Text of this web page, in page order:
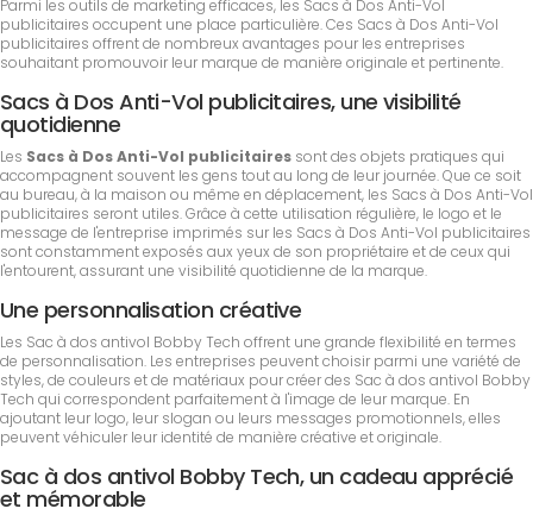
Parmi les outils de marketing efficaces, les Sacs à Dos Anti-Vol
publicitaires occupent une place particulière. Ces Sacs à Dos Anti-Vol
publicitaires offrent de nombreux avantages pour les entreprises
souhaitant promouvoir leur marque de manière originale et pertinente.
Sacs à Dos Anti-Vol publicitaires, une visibilité
quotidienne
Les Sacs à Dos Anti-Vol publicitaires sont des objets pratiques qui
accompagnent souvent les gens tout au long de leur journée. Que ce soit
au bureau, à la maison ou même en déplacement, les Sacs à Dos Anti-Vol
publicitaires seront utiles. Grâce à cette utilisation régulière, le logo et le
message de l'entreprise imprimés sur les Sacs à Dos Anti-Vol publicitaires
sont constamment exposés aux yeux de son propriétaire et de ceux qui
l'entourent, assurant une visibilité quotidienne de la marque.
Une personnalisation créative
Les Sac à dos antivol Bobby Tech offrent une grande flexibilité en termes
de personnalisation. Les entreprises peuvent choisir parmi une variété de
styles, de couleurs et de matériaux pour créer des Sac à dos antivol Bobby
Tech qui correspondent parfaitement à l'image de leur marque. En
ajoutant leur logo, leur slogan ou leurs messages promotionnels, elles
peuvent véhiculer leur identité de manière créative et originale.
Sac à dos antivol Bobby Tech, un cadeau apprécié
et mémorable